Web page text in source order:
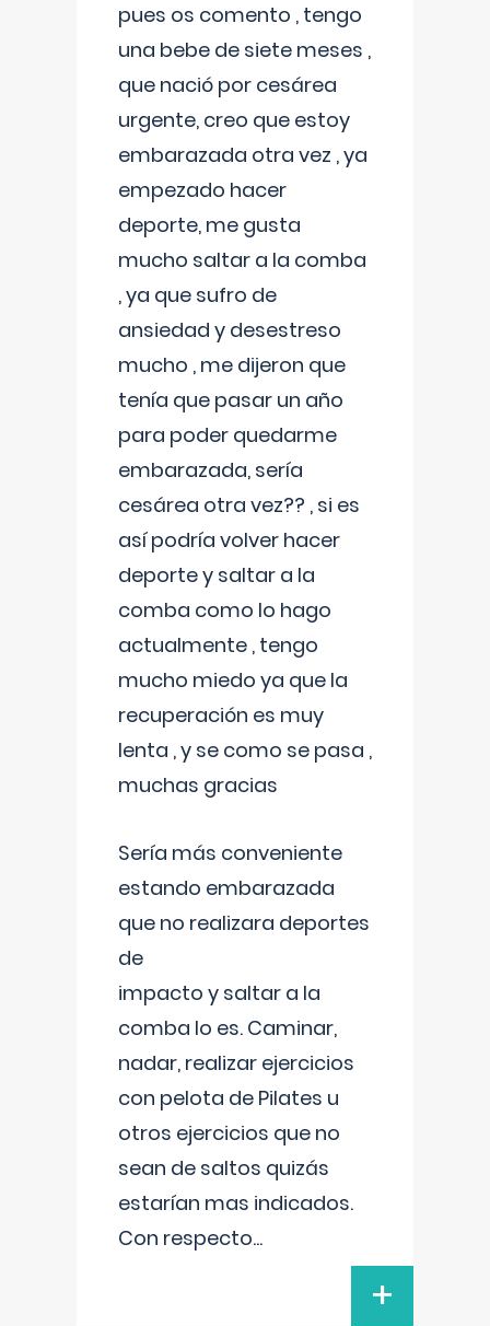
pues os comento , tengo
una bebe de siete meses ,
que nació por cesárea
urgente, creo que estoy
embarazada otra vez , ya
empezado hacer
deporte, me gusta
mucho saltar a la comba
, ya que sufro de
ansiedad y desestreso
mucho , me dijeron que
tenía que pasar un año
para poder quedarme
embarazada, sería
cesárea otra vez?? , si es
así podría volver hacer
deporte y saltar a la
comba como lo hago
actualmente , tengo
mucho miedo ya que la
recuperación es muy
lenta , y se como se pasa ,
muchas gracias
Sería más conveniente
estando embarazada
que no realizara deportes
de
impacto y saltar a la
comba lo es. Caminar,
nadar, realizar ejercicios
con pelota de Pilates u
otros ejercicios que no
sean de saltos quizás
estarían mas indicados.
Con respecto...
+